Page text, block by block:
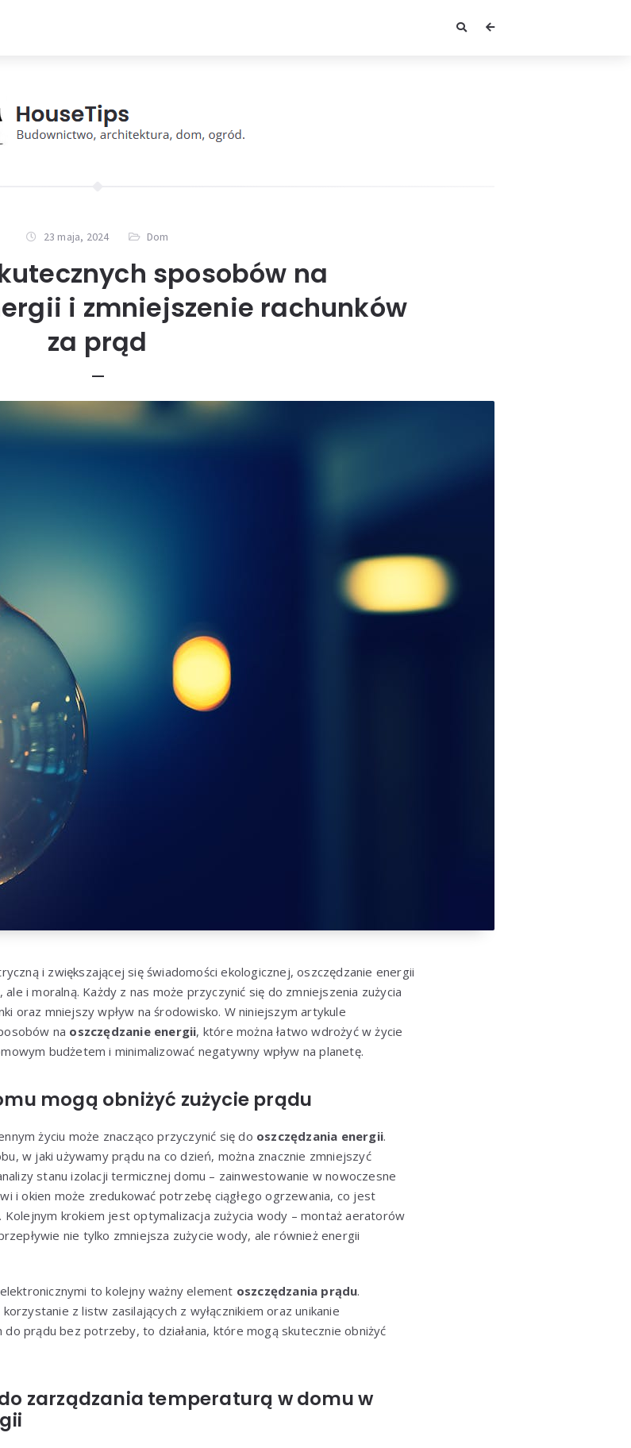
23 maja, 2024 Dom
sposobów na
i zmniejszenie rachunków
za prąd
i zwiększającej się świadomości ekologicznej, oszczędzanie energii
i moralną. Każdy z nas może przyczynić się do zmniejszenia zużycia
oraz mniejszy wpływ na środowisko. W niniejszym artykule
na oszczędzanie energii, które można łatwo wdrożyć w życie
budżetem i minimalizować negatywny wpływ na planetę.
mogą obniżyć zużycie prądu
życiu może znacząco przyczynić się do oszczędzania energii.
w jaki używamy prądu na co dzień, można znacznie zmniejszyć
stanu izolacji termicznej domu – zainwestowanie w nowoczesne
i okien może zredukować potrzebę ciągłego ogrzewania, co jest
Kolejnym krokiem jest optymalizacja zużycia wody – montaż aeratorów
nie tylko zmniejsza zużycie wody, ale również energii
to kolejny ważny element oszczędzania prądu.
z listw zasilających z wyłącznikiem oraz unikanie
do prądu bez potrzeby, to działania, które mogą skutecznie obniżyć
zarządzania temperaturą w domu w